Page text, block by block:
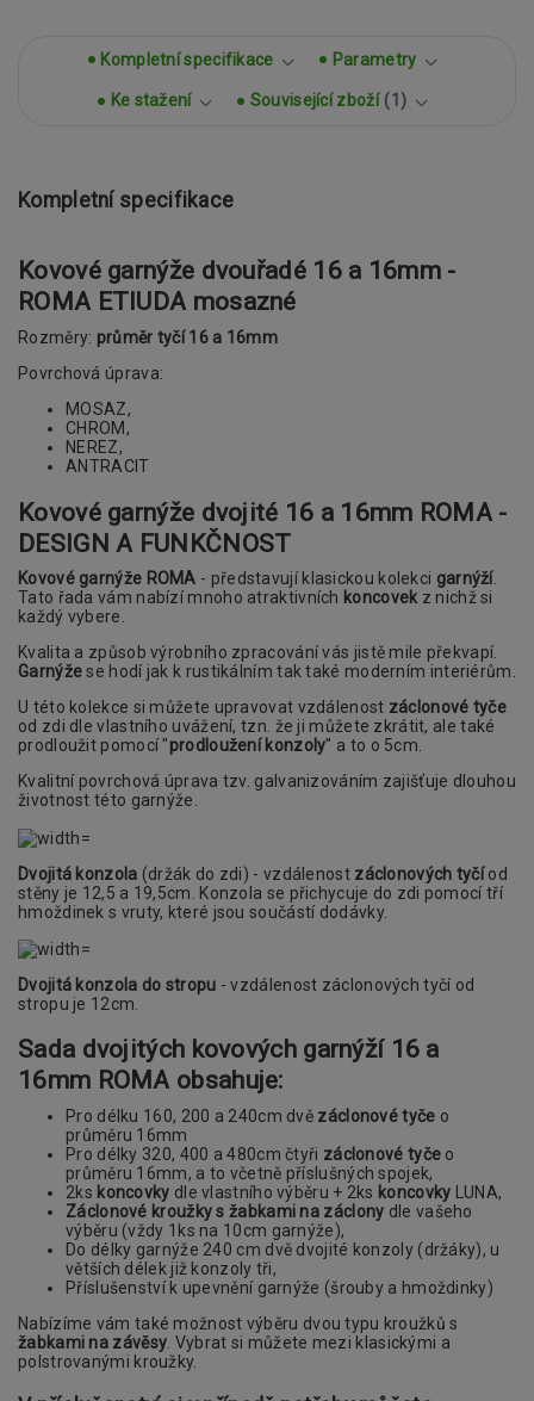
Kompletní specifikace Parametry
Ke stažení Související zboží 1
Kompletní specifikace
Kovové garnýže dvouřadé 16 a 16mm -
ROMA ETIUDA mosazné
Rozměry: průměr tyčí 16 a 16mm
Povrchová úprava:
MOSAZ,
CHROM,
NEREZ,
ANTRACIT
Kovové garnýže dvojité 16 a 16mm ROMA -
DESIGN A FUNKČNOST
Kovové garnýže ROMA - představují klasickou kolekci garnýží.
Tato řada vám nabízí mnoho atraktivních koncovekz nichž si
každý vybere.
Kvalita a způsob výrobního zpracování vás jistě mile překvapí.
Garnýžese hodí jak k rustikálním tak také moderním interiérům.
U této kolekce si můžete upravovat vzdálenost záclonové tyče
od zdi dle vlastního uvážení, tzn. že ji můžete zkrátit, ale také
prodloužit pomocí "prodloužení konzoly" a to o 5cm.
Kvalitní povrchová úprava tzv. galvanizováním zajišťuje dlouhou
životnost této garnýže.
Dvojitá konzola (držák do zdi) - vzdálenost záclonových tyčíod
stěny je 12,5 a 19,5cm. Konzola se přichycuje do zdi pomocí tří
hmoždinek s vruty, které jsou součástí dodávky.
Dvojitá konzola do stropu - vzdálenost záclonových tyčí od
stropu je 12cm.
Sada dvojitých kovových garnýží 16 a
16mm ROMA obsahuje:
Pro délku 160, 200 a 240cm dvě záclonové tyče o
průměru 16mm
Pro délky 320, 400 a 480cm čtyři záclonové tyče o
průměru 16mm, a to včetně příslušných spojek,
2ks koncovky dle vlastního výběru + 2ks koncovky LUNA,
Záclonové kroužky s žabkami na záclony dle vašeho
výběru (vždy 1ks na 10cm garnýže),
Do délky garnýže 240 cm dvě dvojité konzoly (držáky), u
větších délek již konzoly tři,
Příslušenství k upevnění garnýže (šrouby a hmoždinky)
Nabízíme vám také možnost výběru dvou typu kroužků s
žabkami na závěsy . Vybrat si můžete mezi klasickými a
polstrovanými kroužky.